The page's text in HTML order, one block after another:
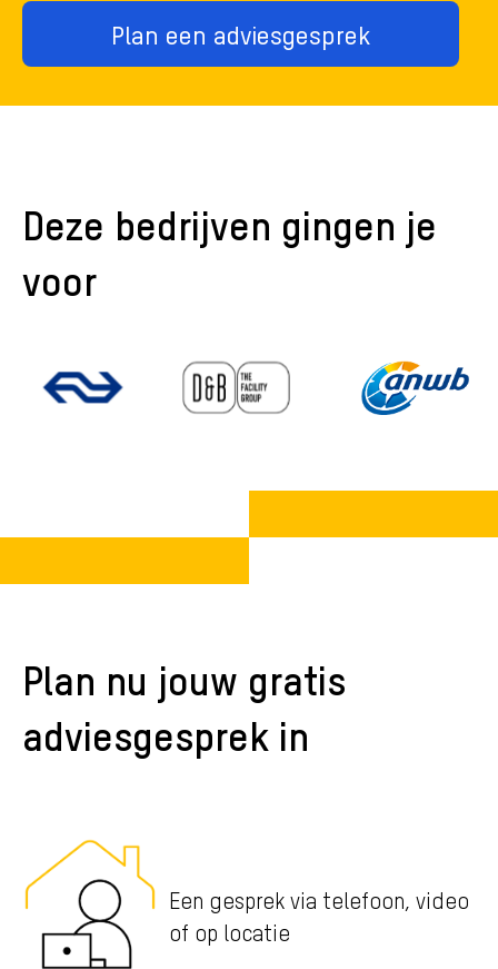
Plan een adviesgesprek
Deze bedrijven gingen je
voor
Plan nu jouw gratis
adviesgesprek in
Een gesprek via telefoon, video
of op locatie